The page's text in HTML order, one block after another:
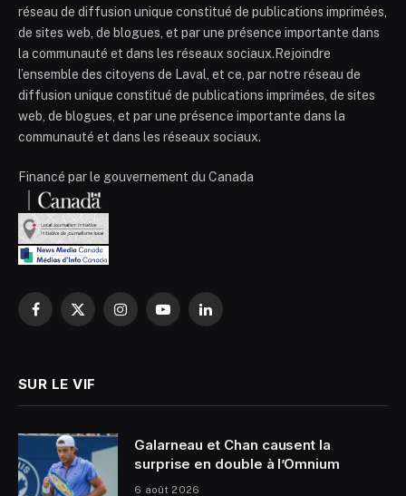
réseau de diffusion unique constitué de publications imprimées,
de sites web, de blogues, et par une présence importante dans
la communauté et dans les réseaux sociaux.Rejoindre
l’ensemble des citoyens de Laval, et ce, par notre réseau de
diffusion unique constitué de publications imprimées, de sites
web, de blogues, et par une présence importante dans la
communauté et dans les réseaux sociaux.
Financé par le gouvernement du Canada
Facebook
X
InstagramYouTubeLinkedIn
SUR LE VIF
Galarneau et Chan causent la
surprise en double à l’Omnium
6 août 2026